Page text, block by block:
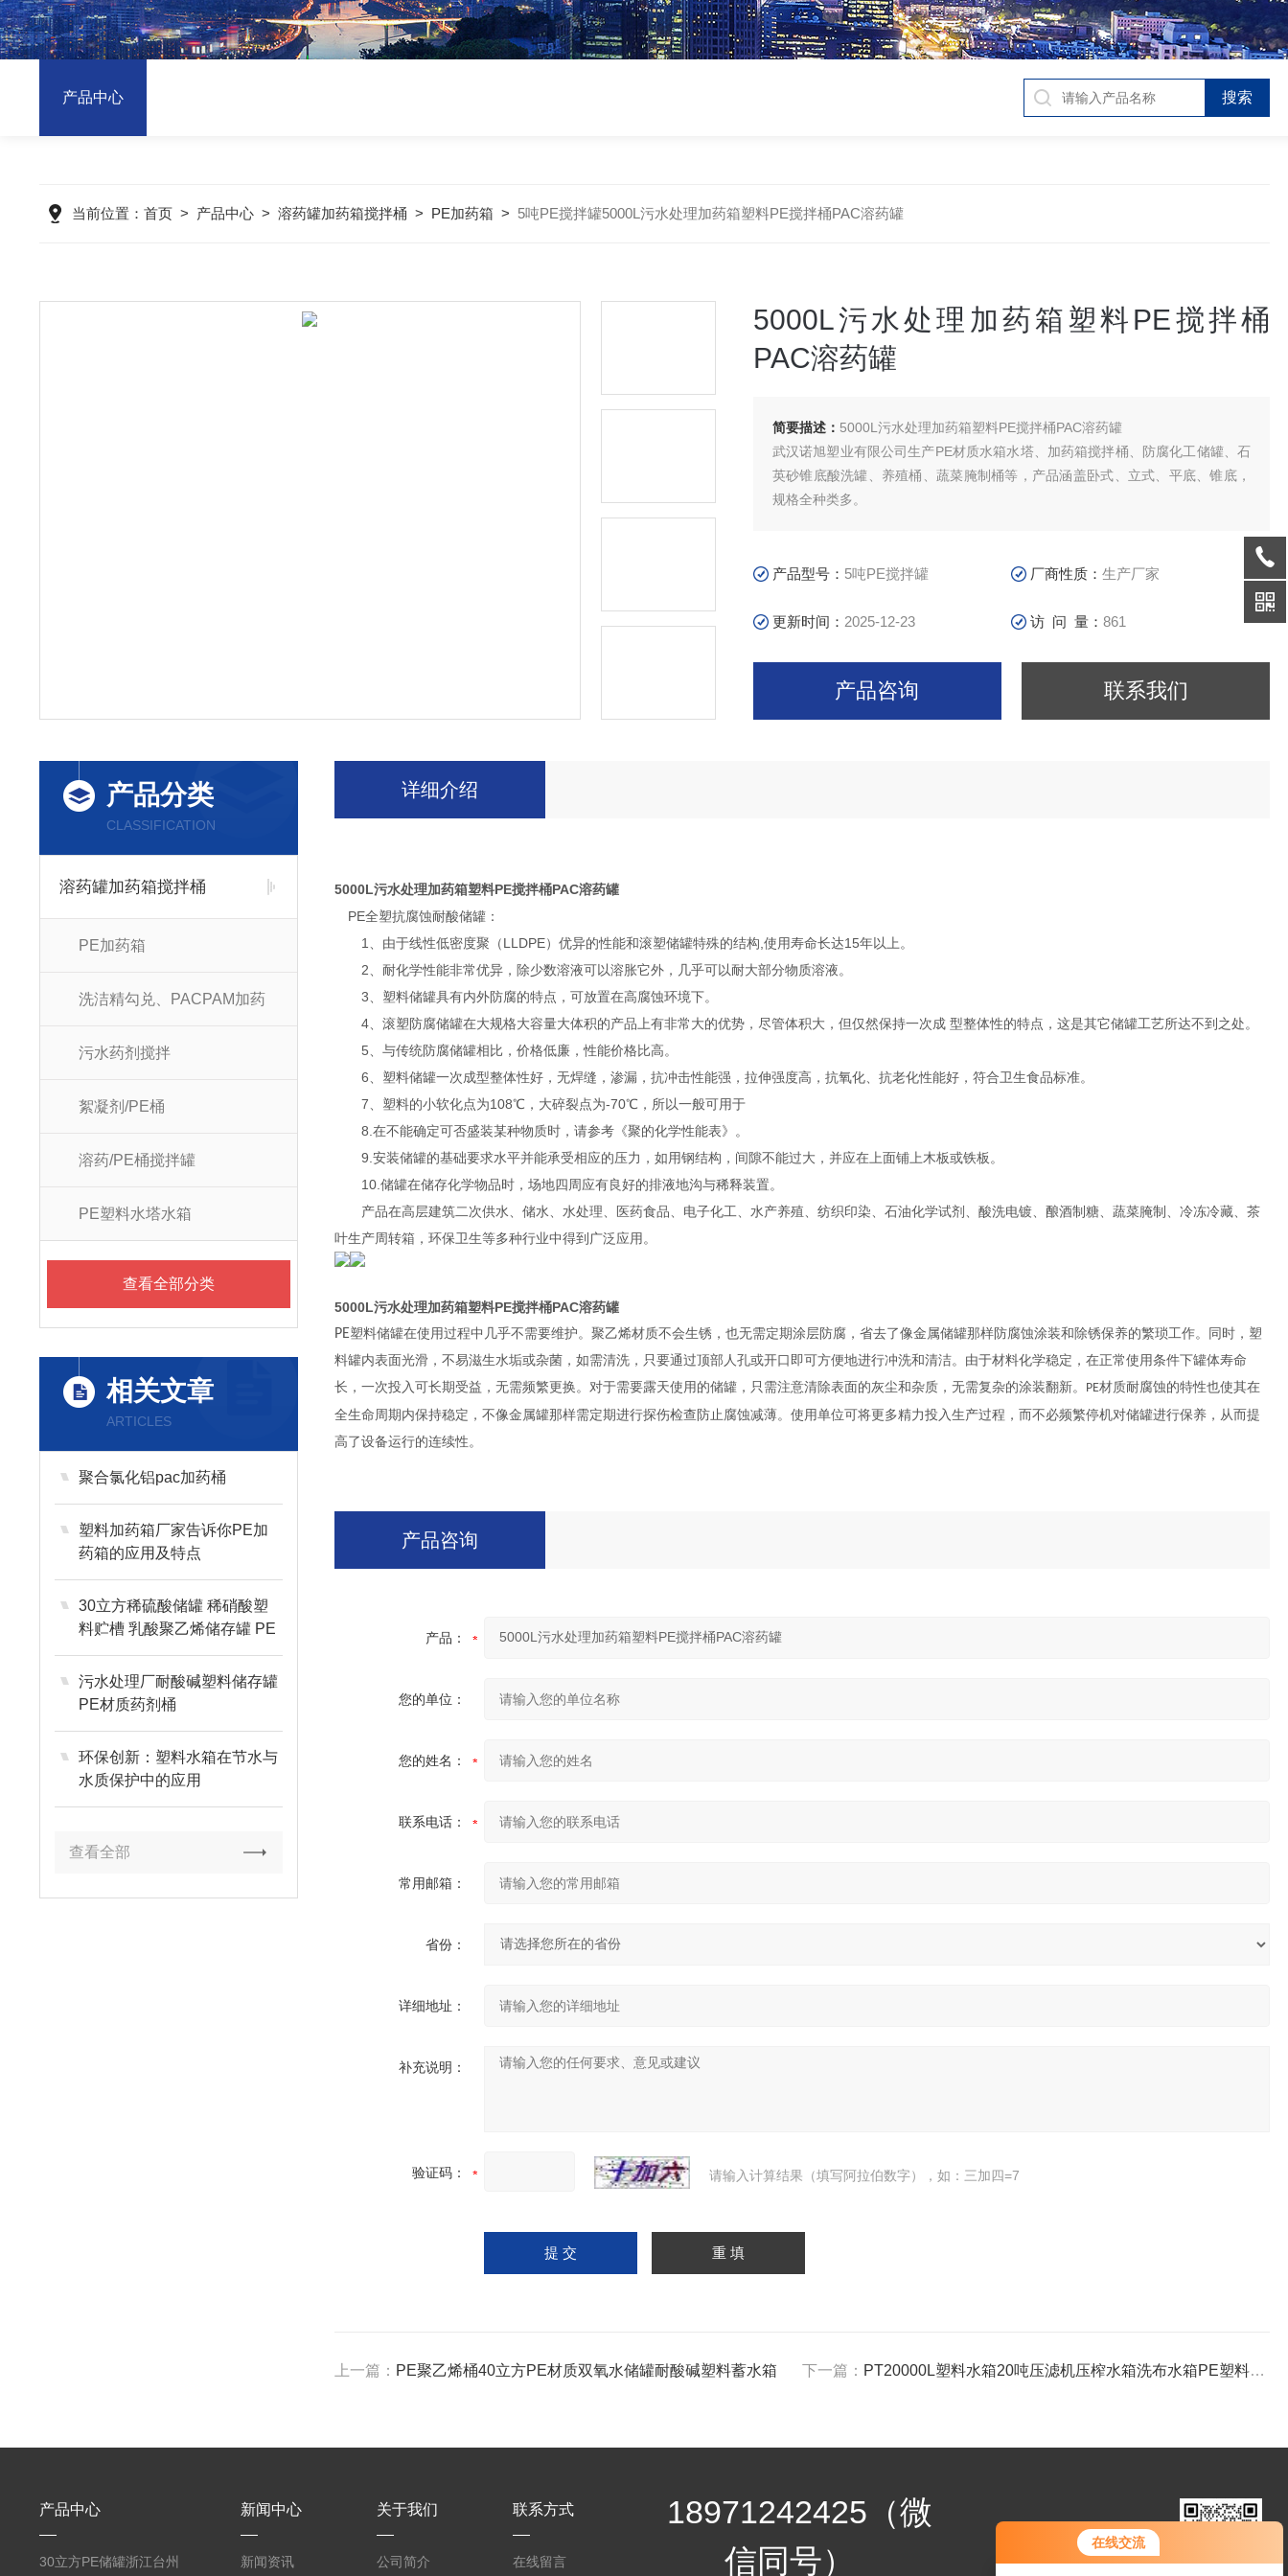
在线交流
您好！欢迎前来咨询，很高兴为您
服务，请问您要咨询什么问题呢？
产品中心
当前位置： 首页> 产品中心> 溶药罐加药箱搅拌桶 > PE加药箱 > 5吨PE搅拌罐5000L污水处理加药箱塑料PE搅拌桶PAC溶药罐
5000L污水处理加药箱塑料PE搅拌桶
PAC溶药罐
简要描述： 5000L污水处理加药箱塑料PE搅拌桶PAC溶药罐
武汉诺旭塑业有限公司生产PE材质水箱水塔、加药箱搅拌桶、防腐化工储罐、石
英砂锥底酸洗罐、养殖桶、蔬菜腌制桶等，产品涵盖卧式、立式、平底、锥底，
规格全种类多。
周转箱，环保卫生等多种行业中得到广泛应用。
产品型号： 5吨PE搅拌罐 厂商性质：生产厂家
更新时间： 2025-12-23 访 问 量：861
产品咨询 联系我们
产品分类
CLASSIFICATION
溶药罐加药箱搅拌桶
PE加药箱
洗洁精勾兑、PACPAM加药
污水药剂搅拌
絮凝剂/PE桶
溶药/PE桶搅拌罐
PE塑料水塔水箱
查看全部分类
相关文章
ARTICLES
聚合氯化铝pac加药桶
塑料加药箱厂家告诉你PE加
药箱的应用及特点
30立方稀硫酸储罐 稀硝酸塑
料贮槽 乳酸聚乙烯储存罐 PE
材质
污水处理厂耐酸碱塑料储存罐
PE材质药剂桶
环保创新：塑料水箱在节水与
水质保护中的应用
查看全部
详细介绍
5000L污水处理加药箱塑料PE搅拌桶PAC溶药罐
PE全塑抗腐蚀耐酸储罐：
1、由于线性低密度聚（LLDPE）优异的性能和滚塑储罐特殊的结构,使用寿命长达15年以上。
2、耐化学性能非常优异，除少数溶液可以溶胀它外，几乎可以耐大部分物质溶液。
3、塑料储罐具有内外防腐的特点，可放置在高腐蚀环境下。
4、滚塑防腐储罐在大规格大容量大体积的产品上有非常大的优势，尽管体积大，但仅然保持一次成 型整体性的特点，这是其它储罐工艺所达不到之处。
5、与传统防腐储罐相比，价格低廉，性能价格比高。
6、塑料储罐一次成型整体性好，无焊缝，渗漏，抗冲击性能强，拉伸强度高，抗氧化、抗老化性能好，符合卫生食品标准。
7、塑料的小软化点为108℃，大碎裂点为-70℃，所以一般可用于
8.在不能确定可否盛装某种物质时，请参考《聚的化学性能表》。
9.安装储罐的基础要求水平并能承受相应的压力，如用钢结构，间隙不能过大，并应在上面铺上木板或铁板。
10.储罐在储存化学物品时，场地四周应有良好的排液地沟与稀释装置。
产品在高层建筑二次供水、储水、水处理、医药食品、电子化工、水产养殖、纺织印染、石油化学试剂、酸洗电镀、酿酒制糖、蔬菜腌制、冷冻冷藏、茶
叶生产周转箱，环保卫生等多种行业中得到广泛应用。
5000L污水处理加药箱塑料PE搅拌桶PAC溶药罐
PE塑料储罐在使用过程中几乎不需要维护。聚乙烯材质不会生锈，也无需定期涂层防腐，省去了像金属储罐那样防腐蚀涂装和除锈保养的繁琐工作。同时，塑
料罐内表面光滑，不易滋生水垢或杂菌，如需清洗，只要通过顶部人孔或开口即可方便地进行冲洗和清洁。由于材料化学稳定，在正常使用条件下罐体寿命
长，一次投入可长期受益，无需频繁更换。对于需要露天使用的储罐，只需注意清除表面的灰尘和杂质，无需复杂的涂装翻新。 PE材质耐腐蚀的特性也使其在
全生命周期内保持稳定，不像金属罐那样需定期进行探伤检查防止腐蚀减薄。使用单位可将更多精力投入生产过程，而不必频繁停机对储罐进行保养，从而提
高了设备运行的连续性。
产品咨询
产品：
您的单位：
您的姓名：
联系电话：
常用邮箱：
省份：
详细地址：
补充说明：
验证码： 请输入计算结果（填写阿拉伯数字），如：三加四=7
上一篇： PE聚乙烯桶40立方PE材质双氧水储罐耐酸碱塑料蓄水箱 下一篇： PT20000L塑料水箱20吨压滤机压榨水箱洗布水箱PE塑料储液罐
产品中心
30立方PE储罐浙江台州
新闻中心
新闻资讯
关于我们
公司简介
联系方式
在线留言
18971242425（微
信同号）